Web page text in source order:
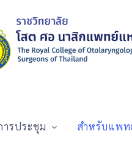
ารประชุม สำหรับแพท